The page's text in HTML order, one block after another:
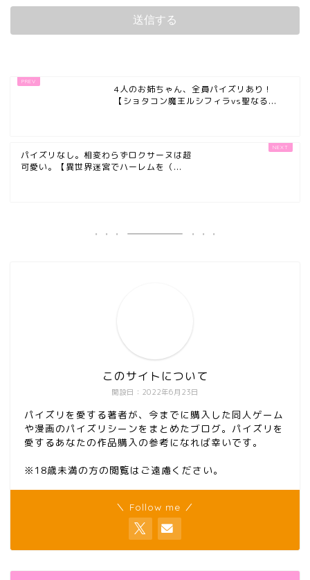
4人のお姉ちゃん、全員パイズリあり！
【ショタコン魔王ルシフィラvs聖なる...
パイズリなし。相変わらずロクサーヌは超
可愛い。【異世界迷宮でハーレムを（...
開設日：2022年6月23日
このサイトについて
パイズリを愛する著者が、今までに購入した同人ゲーム
や漫画のパイズリシーンをまとめたブログ。パイズリを
愛するあなたの作品購入の参考になれば幸いです。
※18歳未満の方の閲覧はご遠慮ください。
＼ Follow me ／